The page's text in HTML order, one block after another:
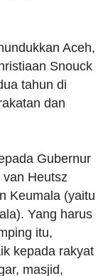
Aceh,
Snouck
tahun di
dan
Gubernur
Heutsz
Keumala (yaitu
Yang harus
itu,
kepada rakyat
masjid,